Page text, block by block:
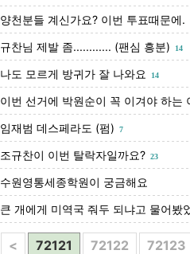
양천분들 계신가요? 이번 투표때문에.
규찬님 제발 좀............ (팬심 흥분) 14
나도 모르게 방귀가 잘 나와요 14
이번 선거에 박원순이 꼭 이겨야 하는
임재범 데스페라도 (펌) 7
조규찬이 이번 탈락자일까요? 23
수원영통세종학원이 궁금해요
큰 개에게 미역국 줘두 되냐고 물어봤
< 72121 72122 72123